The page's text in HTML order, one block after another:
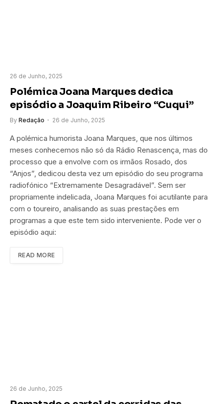
26 de Junho, 2025
Polémica Joana Marques dedica
episódio a Joaquim Ribeiro “Cuqui”
By Redação 26 de Junho, 2025
A polémica humorista Joana Marques, que nos últimos
meses conhecemos não só da Rádio Renascença, mas do
processo que a envolve com os irmãos Rosado, dos
“Anjos”, dedicou desta vez um episódio do seu programa
radiofónico “Extremamente Desagradável”. Sem ser
propriamente indelicada, Joana Marques foi acutilante para
com o toureiro, analisando as suas prestações em
programas a que este tem sido interveniente. Pode ver o
episódio aqui:
READ MORE
26 de Junho, 2025